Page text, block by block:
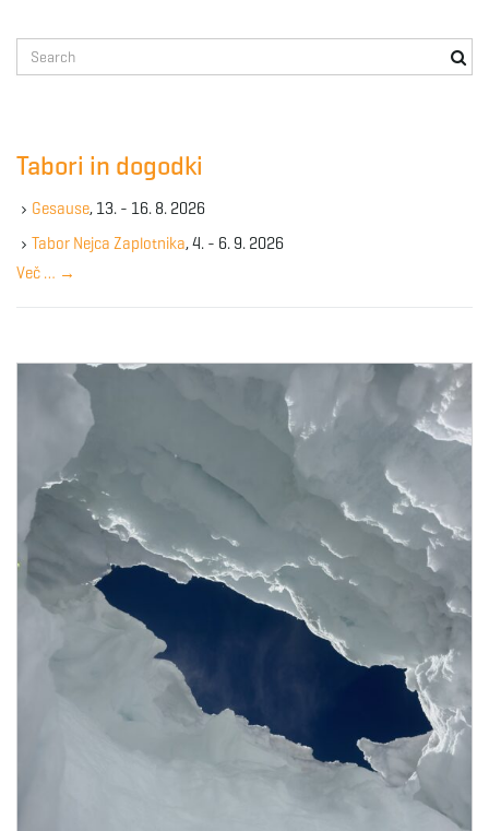
e
e
y
w
r
Tabori in dogodki
Gesause, 13. - 16. 8. 2026
Tabor Nejca Zaplotnika, 4. - 6. 9. 2026
Več … →